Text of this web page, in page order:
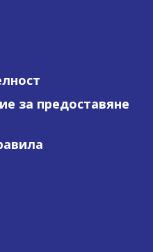
за предоставяне